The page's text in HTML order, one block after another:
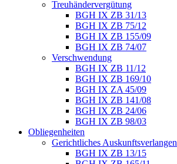
Treuhändervergütung
BGH IX ZB 31/13
BGH IX ZB 75/12
BGH IX ZB 155/09
BGH IX ZB 74/07
Verschwendung
BGH IX ZB 11/12
BGH IX ZB 169/10
BGH IX ZA 45/09
BGH IX ZB 141/08
BGH IX ZB 24/06
BGH IX ZB 98/03
Obliegenheiten
Gerichtliches Auskunftsverlangen
BGH IX ZB 13/15